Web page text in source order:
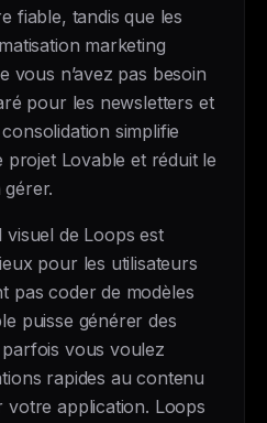
fiable, tandis que les
marketing
vous n’avez pas besoin
pour les newsletters et
simplifie
projet Lovable et réduit le
de Loops est
pour les utilisateurs
pas coder de modèles
puisse générer des
parfois vous voulez
rapides au contenu
votre application. Loops